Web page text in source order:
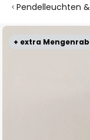
Pendelleuchten
+ extra
Zum
Ende